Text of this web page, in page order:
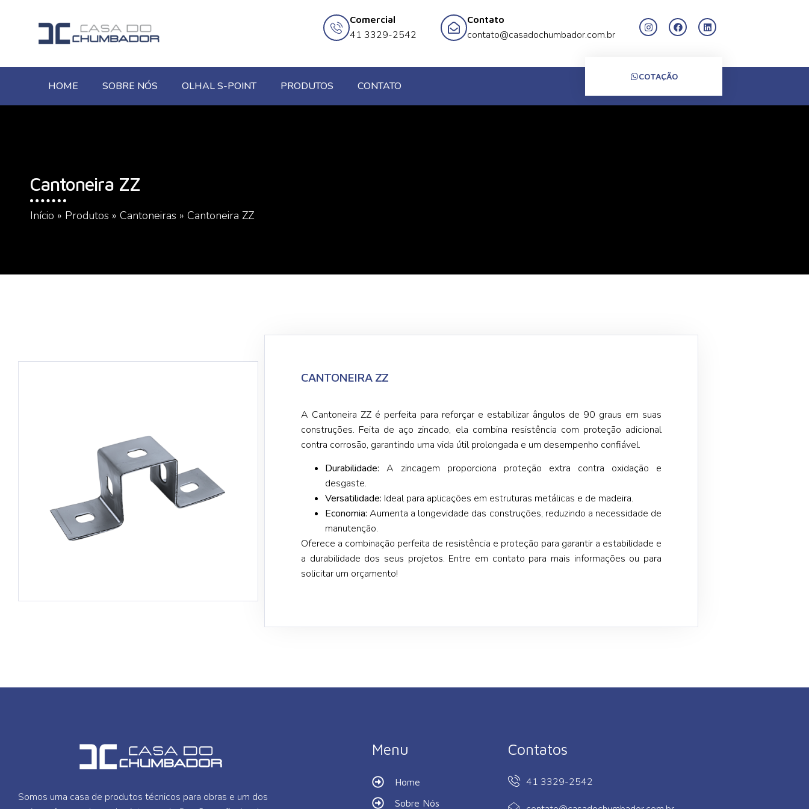
Comercial
41 3329-2542
Contato
contato@casadochumbador.com.br
HOME SOBRE NÓS OLHAL S-POINT PRODUTOS CONTATO
COTAÇÃO
Cantoneira ZZ
Início » Produtos » Cantoneiras » Cantoneira ZZ
CANTONEIRA ZZ
A Cantoneira ZZ é perfeita para reforçar e estabilizar ângulos de 90 graus em suas
construções. Feita de aço zincado, ela combina resistência com proteção adicional
contra corrosão, garantindo uma vida útil prolongada e um desempenho confiável.
Durabilidade: A zincagem proporciona proteção extra contra oxidação e
desgaste.
Versatilidade: Ideal para aplicações em estruturas metálicas e de madeira.
Economia: Aumenta a longevidade das construções, reduzindo a necessidade de
manutenção.
Oferece a combinação perfeita de resistência e proteção para garantir a estabilidade e
a durabilidade dos seus projetos. Entre em contato para mais informações ou para
solicitar um orçamento!
Somos uma casa de produtos técnicos para obras e um dos
Menu
Home
Sobre Nós
Contatos
41 3329-2542